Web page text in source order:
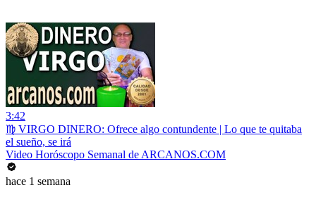
3:42
♍ VIRGO DINERO: Ofrece algo contundente | Lo que te quitaba
el sueño, se irá
Video Horóscopo Semanal de ARCANOS.COM
hace 1 semana